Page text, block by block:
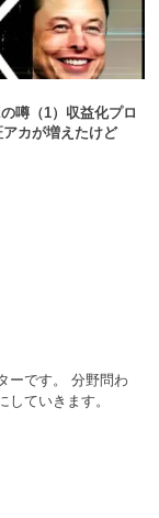
噂（1）収益化プロ
カが増えたけど
ーです。 分野問わ
ていきます。